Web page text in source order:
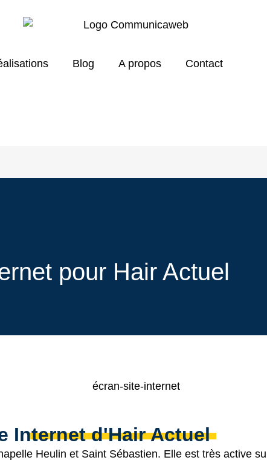
Blog A propos Contact
pour Hair Actuel
Internet d'Hair Actuel
Heulin et Saint Sébastien. Elle est très active